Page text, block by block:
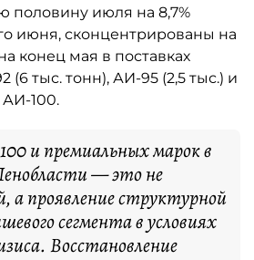
половину июля на 8,7%
июня, сконцентрированы на
конец мая в поставках
(6 тыс. тонн), АИ-95 (2,5 тыс.) и
АИ-100.
и премиальных марок в
— это не
а проявление структурной
сегмента в условиях
Восстановление